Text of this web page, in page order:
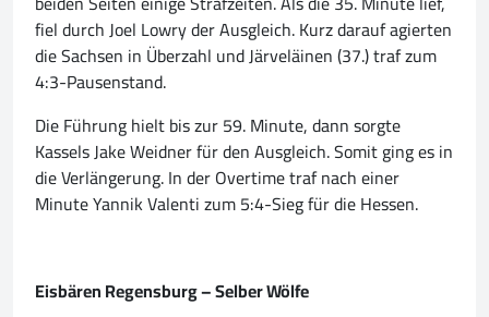
fiel durch Joel Lowry der Ausgleich. Kurz darauf agierten
die Sachsen in Überzahl und Järveläinen (37.) traf zum
4:3-Pausenstand.
Die Führung hielt bis zur 59. Minute, dann sorgte
Kassels Jake Weidner für den Ausgleich. Somit ging es in
die Verlängerung. In der Overtime traf nach einer
Minute Yannik Valenti zum 5:4-Sieg für die Hessen.
Eisbären Regensburg – Selber Wölfe